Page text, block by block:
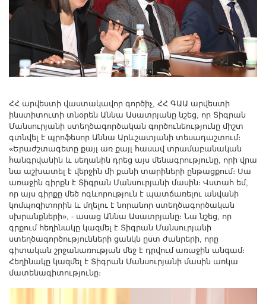
ՀՀ արվեստի վաստակավոր գործիչ, ՀՀ ԳԱԱ արվեստի
ինստիտուտի տնօրեն Աննա Ասատրյանը նշեց, որ Տիգրան
Մանսուրյանի ստեղծագործական գործունեությունը միշտ
գտնվել է պրոֆեսոր Աննա Արևշատյանի տեսադաշտում։
«Երաժշտագետը քայլ առ քայլ հասավ տրամաբանական
հանգրվանին և սեղանին դրեց այս մենագրությունը, որի վրա
նա աշխատել է վերջին մի քանի տարիների ընթացքում։ Սա
առաջին գիրքն է Տիգրան Մանսուրյանի մասին։ Վստահ եմ,
որ այս գիրքը մեծ ոգևորություն է պատճառելու անվանի
կոմպոզիտորին և մղելու է նորանոր ստեղծագործական
սխրանքների», - ասաց Աննա Ասատրյանը։ Նա նշեց, որ
գրքում հեղինակը կազմել է Տիգրան Մանսուրյանի
ստեղծագործությունների ցանկն ըստ ժանրերի, որը
գիտական շրջանառության մեջ է դրվում առաջին անգամ։
Հեղինակը կազմել է Տիգրան Մանսուրյանի մասին առկա
մատենագիտությունը։